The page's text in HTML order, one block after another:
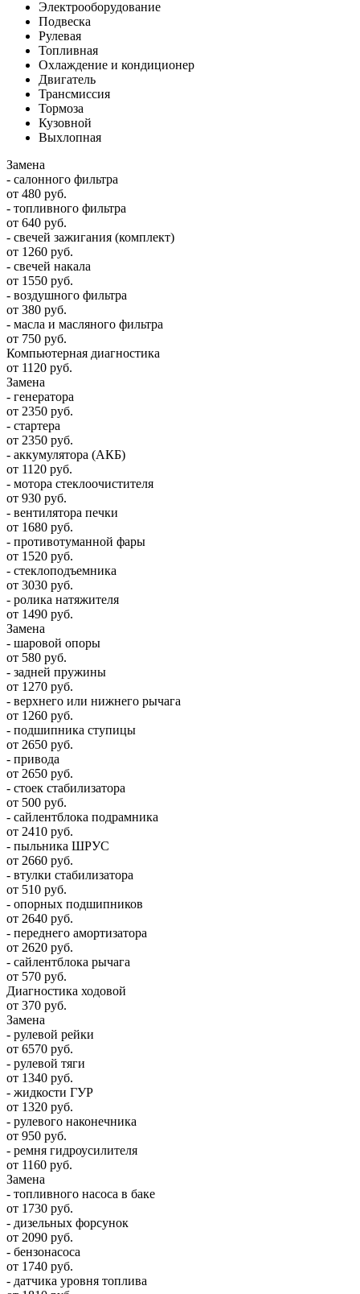
Электрооборудование
Подвеска
Рулевая
Топливная
Охлаждение и кондиционер
Двигатель
Трансмиссия
Тормоза
Кузовной
Выхлопная
Замена
- салонного фильтра
от 480 руб.
- топливного фильтра
от 640 руб.
- свечей зажигания (комплект)
от 1260 руб.
- свечей накала
от 1550 руб.
- воздушного фильтра
от 380 руб.
- масла и масляного фильтра
от 750 руб.
Компьютерная диагностика
от 1120 руб.
Замена
- генератора
от 2350 руб.
- стартера
от 2350 руб.
- аккумулятора (АКБ)
от 1120 руб.
- мотора стеклоочистителя
от 930 руб.
- вентилятора печки
от 1680 руб.
- противотуманной фары
от 1520 руб.
- стеклоподъемника
от 3030 руб.
- ролика натяжителя
от 1490 руб.
Замена
- шаровой опоры
от 580 руб.
- задней пружины
от 1270 руб.
- верхнего или нижнего рычага
от 1260 руб.
- подшипника ступицы
от 2650 руб.
- привода
от 2650 руб.
- стоек стабилизатора
от 500 руб.
- сайлентблока подрамника
от 2410 руб.
- пыльника ШРУС
от 2660 руб.
- втулки стабилизатора
от 510 руб.
- опорных подшипников
от 2640 руб.
- переднего амортизатора
от 2620 руб.
- сайлентблока рычага
от 570 руб.
Диагностика ходовой
от 370 руб.
Замена
- рулевой рейки
от 6570 руб.
- рулевой тяги
от 1340 руб.
- жидкости ГУР
от 1320 руб.
- рулевого наконечника
от 950 руб.
- ремня гидроусилителя
от 1160 руб.
Замена
- топливного насоса в баке
от 1730 руб.
- дизельных форсунок
от 2090 руб.
- бензонасоса
от 1740 руб.
- датчика уровня топлива